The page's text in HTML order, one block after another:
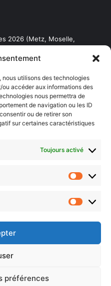
nous utilisons des technologies
accéder aux informations des
nous permettra de
de navigation ou les ID
ou de retirer son
sur certaines caractéristiques
Toujours activé
préférences
2026 (Metz, Moselle,
soir ou hebdo ?